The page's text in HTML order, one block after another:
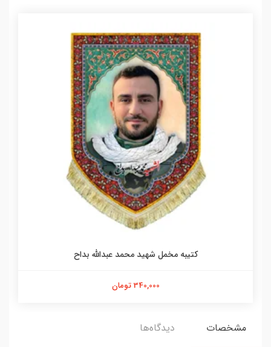
کتیبه مخمل شهید محمد عبدالله بداح
340,000 تومان
مشخصات دیدگاه‌ها